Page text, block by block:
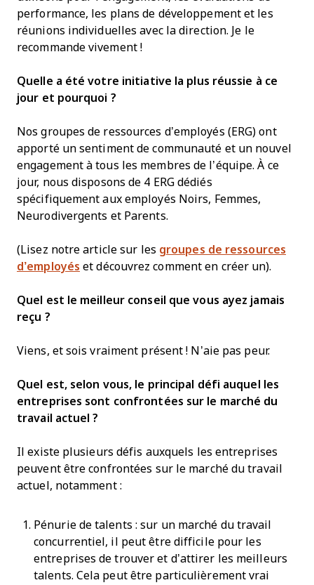
performance, les plans de développement et les
réunions individuelles avec la direction. Je le
recommande vivement !
Quelle a été votre initiative la plus réussie à ce
jour et pourquoi ?
Nos groupes de ressources d’employés (ERG) ont
apporté un sentiment de communauté et un nouvel
engagement à tous les membres de l’équipe. À ce
jour, nous disposons de 4 ERG dédiés
spécifiquement aux employés Noirs, Femmes,
Neurodivergents et Parents.
(Lisez notre article sur les groupes de ressources
d’employés et découvrez comment en créer un).
Quel est le meilleur conseil que vous ayez jamais
reçu ?
Viens, et sois vraiment présent ! N’aie pas peur.
Quel est, selon vous, le principal défi auquel les
entreprises sont confrontées sur le marché du
travail actuel ?
Il existe plusieurs défis auxquels les entreprises
peuvent être confrontées sur le marché du travail
actuel, notamment :
Pénurie de talents : sur un marché du travail
concurrentiel, il peut être difficile pour les
entreprises de trouver et d’attirer les meilleurs
talents. Cela peut être particulièrement vrai